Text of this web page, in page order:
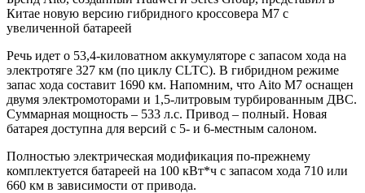
Китае новую версию гибридного кроссовера M7 с
увеличенной батареей
Речь идет о 53,4-киловатном аккумуляторе с запасом хода на
электротяге 327 км (по циклу CLTC). В гибридном режиме
запас хода составит 1690 км. Напомним, что Aito M7 оснащен
двумя электромоторами и 1,5-литровым турбированным ДВС.
Суммарная мощность – 533 л.с. Привод – полный. Новая
батарея доступна для версий с 5- и 6-местным салоном.
Полностью электрическая модификация по-прежнему
комплектуется батареей на 100 кВт*ч с запасом хода 710 или
660 км в зависимости от привода.